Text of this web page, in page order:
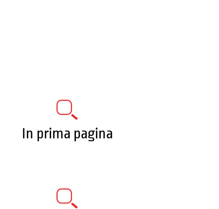
In prima pagina